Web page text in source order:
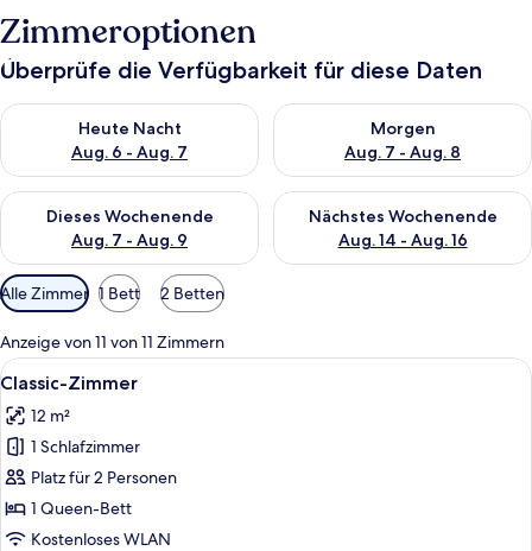
Zimmeroptionen
Überprüfe die Verfügbarkeit für diese Daten
Heute Nacht
Aug. 6 - Aug. 7
Überprüfe die Verfügbarkeit für heute Nacht, Aug. 6 - Aug. 7.
Morgen
Aug. 7 - Aug. 8
Überprüfe die Verfügbarkeit
Dieses Wochenende
Aug. 7 - Aug. 9
Überprüfe die Verfügbarkeit für dieses Wochenende, Aug. 7
Nächstes Wochenende
Aug. 14 - Aug. 16
Überprüfe die Verfügbarkeit
Verfügbare
Filter
für
Zimmer
Alle Zimmer 1 Bett 2 Betten
Anzeige von 11 von 11 Zimmern
Alle
Fotos
für
Classic-
Zimmer
anzeigen
Ein Hotelzimmer mit Bett,
7
Classic-Zimmer
12 m²
1 Schlafzimmer
Platz für 2 Personen
1 Queen-Bett
Kostenloses WLAN